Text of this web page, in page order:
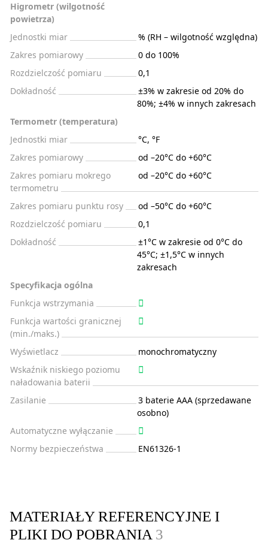
Higrometr (wilgotność
powietrza)
Jednostki miar
% (RH – wilgotność względna)
Zakres pomiarowy
0 do 100%
Rozdzielczość pomiaru
0,1
Dokładność
±3% w zakresie od 20% do
80%; ±4% w innych zakresach
Termometr (temperatura)
Jednostki miar
°C, °F
Zakres pomiarowy
od –20°C do +60°C
Zakres pomiaru mokrego
termometru
od –20°C do +60°C
Zakres pomiaru punktu rosy
od –50°C do +60°C
Rozdzielczość pomiaru
0,1
Dokładność
±1°C w zakresie od 0°C do
45°C; ±1,5°C w innych
zakresach
Specyfikacja ogólna
Funkcja wstrzymania
Funkcja wartości granicznej
(min./maks.)
Wyświetlacz
monochromatyczny
Wskaźnik niskiego poziomu
naładowania baterii
Zasilanie
3 baterie AAA (sprzedawane
osobno)
Automatyczne wyłączanie
Normy bezpieczeństwa
EN61326-1
MATERIAŁY REFERENCYJNE I
PLIKI DO POBRANIA 3